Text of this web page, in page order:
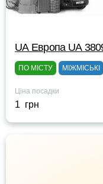
UА Европа UА
ПО МІСТУ МІЖМІСЬКІ
Ціна посадки
1 грн